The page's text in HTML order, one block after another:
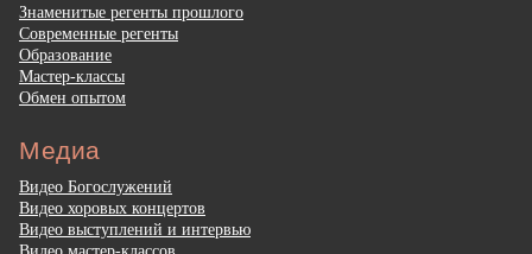
Знаменитые регенты прошлого
Современные регенты
Образование
Мастер-классы
Обмен опытом
Медиа
Видео Богослужений
Видео хоровых концертов
Видео выступлений и интервью